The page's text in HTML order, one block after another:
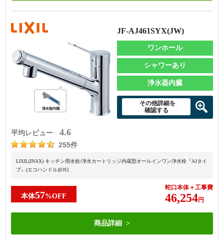
平均レビュー 4.6
255件
JF-AJ461SYX(JW)
ワンホール
シャワーあり
浄水器内臓
その他詳細を
確認する
LIXIL(INAX) キッチン用水栓/浄水カートリッジ内蔵型オールインワン浄水栓『AJタイ
プ』(エコハンドル)[OS]
本体57%OFF
蛇口本体＋工事費
46,254円
商品詳細